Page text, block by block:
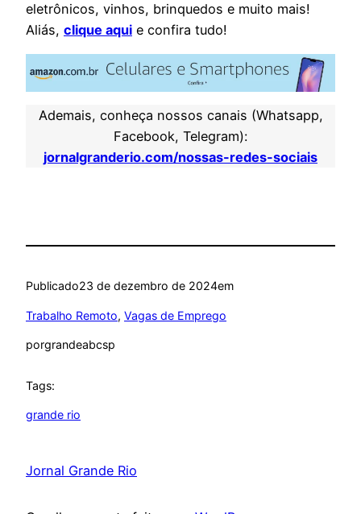
eletrônicos, vinhos, brinquedos e muito mais!
Aliás, clique aqui e confira tudo!
Ademais, conheça nossos canais (Whatsapp,
Facebook, Telegram):
jornalgranderio.com/nossas-redes-sociais
Publicado23 de dezembro de 2024em
Trabalho Remoto, Vagas de Emprego
porgrandeabcsp
Tags:
grande rio
Jornal Grande Rio